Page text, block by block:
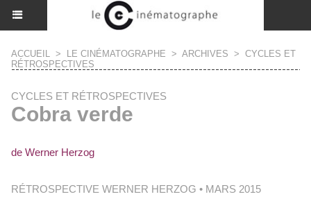
ACCUEIL > LE CINÉMATOGRAPHE > ARCHIVES > CYCLES ET
RÉTROSPECTIVES
CYCLES ET RÉTROSPECTIVES
Cobra verde
de Werner Herzog
RÉTROSPECTIVE WERNER HERZOG • MARS 2015